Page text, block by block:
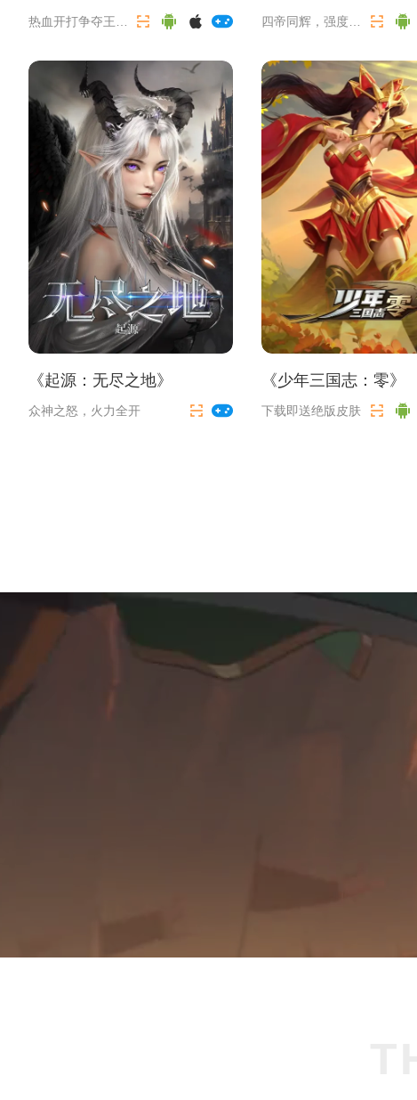
热血开打争夺王者
四帝同辉，强度飞
《起源：无尽之地》
众神之怒，火力全开
《少年三国志：零》
下载即送绝版皮肤